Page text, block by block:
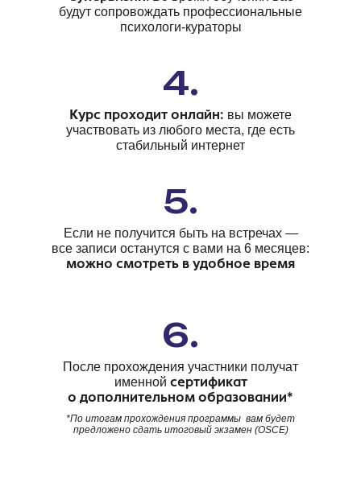
6.
4.
*По итогам прохождения программы вам будет
предложено сдать итоговый экзамен (OSCE)
После прохождения участники получат
именной сертификат
о дополнительном образовании*
5.
Если не получится быть на встречах —
все записи останутся с вами на 6 месяцев:
можно смотреть в удобное время
Курс проходит онлайн: вы можете
участвовать из любого места, где есть
стабильный интернет
будут сопровождать профессиональные
психологи-кураторы
КУРС ВКЛЮЧАЕТ В СЕБЯ:
и индивидуальные
акк.часов теории и практики
недель обучения
Терапия любовной
зависимости:
базовые интервенции и
клинический маршрут